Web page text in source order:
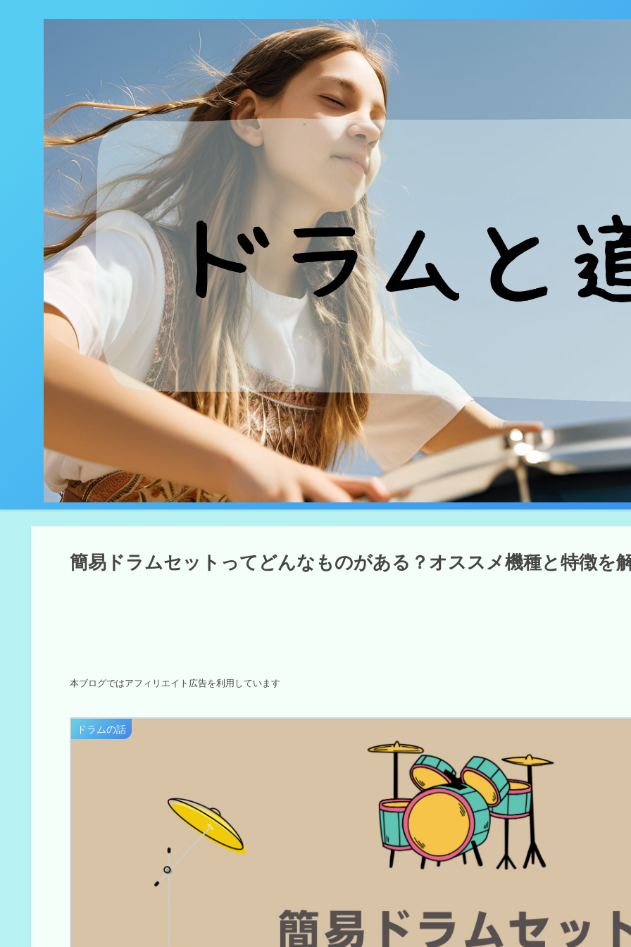
簡易ドラムセットってどんなものがある？オススメ機種と特徴を
本ブログではアフィリエイト広告を利用しています
ドラムの話